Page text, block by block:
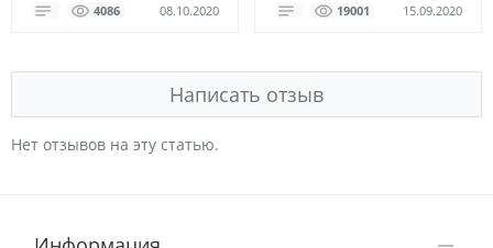
4086 08.10.2020 19001 15.09.2020
Написать отзыв
Нет отзывов на эту статью.